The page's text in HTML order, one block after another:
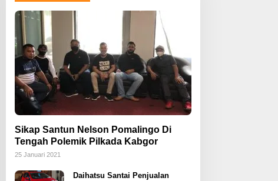
Sikap Santun Nelson Pomalingo Di
Tengah Polemik Pilkada Kabgor
25 Januari 2021
Daihatsu Santai Penjualan